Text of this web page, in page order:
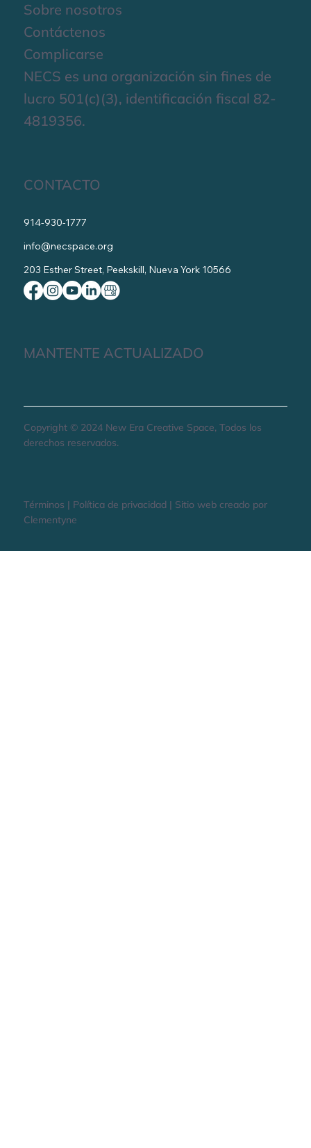
Sobre nosotros
Contáctenos
Complicarse
NECS es una organización sin fines de
lucro 501(c)(3), identificación fiscal 82-
4819356.
CONTACTO
914-930-1777
info@necspace.org
203 Esther Street, Peekskill, Nueva York 10566
MANTENTE ACTUALIZADO
Copyright © 2024 New Era Creative Space, Todos los
derechos reservados.
Términos | Política de privacidad | Sitio web creado por
Clementyne